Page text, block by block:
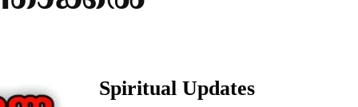
Spiritual Updates